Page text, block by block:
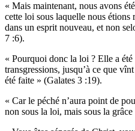
« Mais maintenant, nous avons
cette loi sous laquelle nous étions
dans un esprit nouveau, et non
7 :6).
« Pourquoi donc la loi ? Elle a été
transgressions, jusqu’à ce que
été faite » (Galates 3 :19).
« Car le péché n’aura point de
non sous la loi, mais sous la